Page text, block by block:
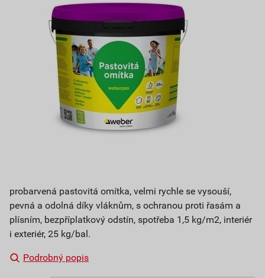
probarvená pastovitá omítka, velmi rychle se vysouší,
pevná a odolná díky vláknům, s ochranou proti řasám a
plísním, bezpříplatkový odstín, spotřeba 1,5 kg/m2, interiér
i exteriér, 25 kg/bal.
Podrobný popis